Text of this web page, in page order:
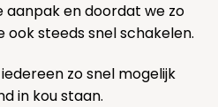
aanpak en doordat we zo
steeds snel schakelen.
zo snel mogelijk
in kou staan.